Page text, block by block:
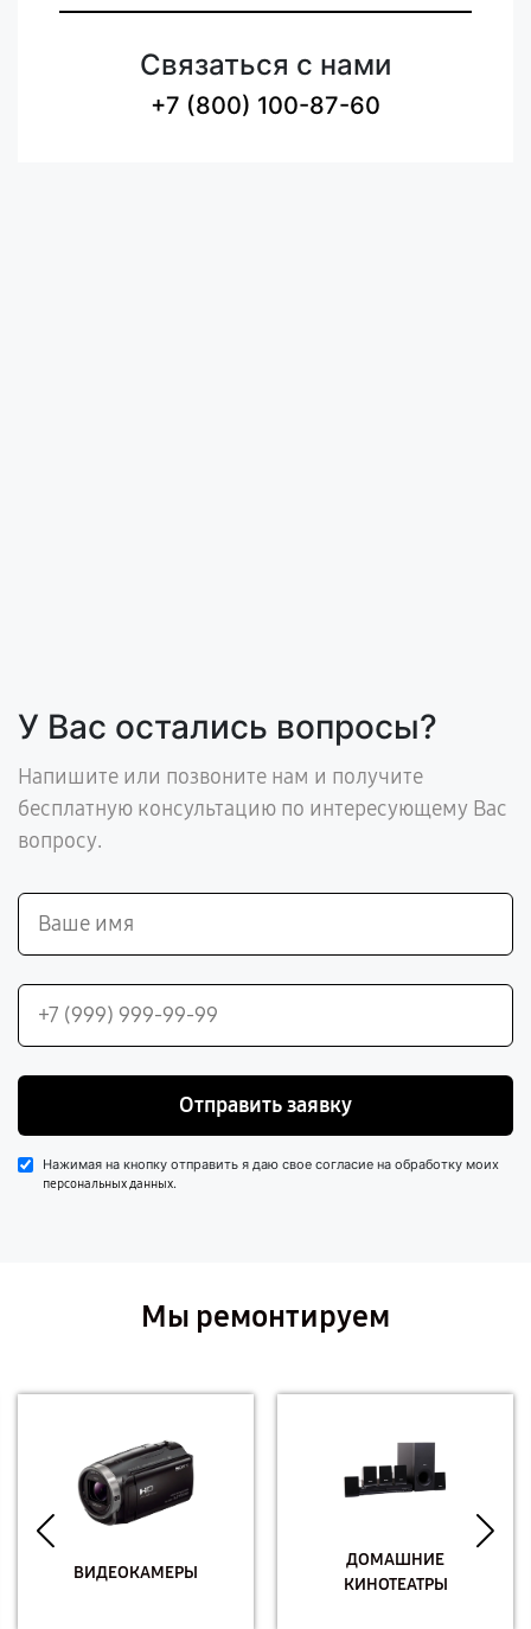
Связаться с нами
+7 (800) 100-87-60
У Вас остались вопросы?
Напишите или позвоните нам и получите
бесплатную консультацию по интересующему Вас
вопросу.
Отправить заявку
Нажимая на кнопку отправить я даю свое согласие на обработку моих
персональных данных.
Мы ремонтируем
ВИДЕОКАМЕРЫ
ДОМАШНИЕ
КИНОТЕАТРЫ